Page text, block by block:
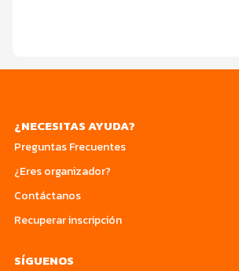
¿NECESITAS AYUDA?
Preguntas Frecuentes
¿Eres organizador?
Contáctanos
Recuperar inscripción
SÍGUENOS